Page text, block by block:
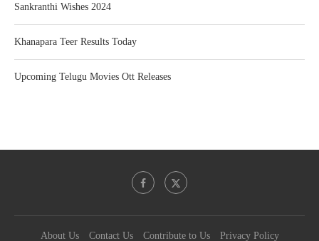
Sankranthi Wishes 2024
Khanapara Teer Results Today
Upcoming Telugu Movies Ott Releases
About Us Contact Us Contribute to Us Privacy Policy